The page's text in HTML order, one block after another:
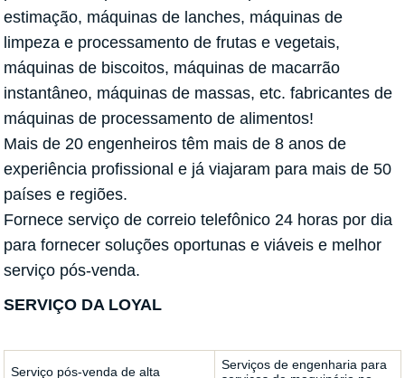
estimação, máquinas de lanches, máquinas de
limpeza e processamento de frutas e vegetais,
máquinas de biscoitos, máquinas de macarrão
instantâneo, máquinas de massas, etc. fabricantes de
máquinas de processamento de alimentos!
Mais de 20 engenheiros têm mais de 8 anos de
experiência profissional e já viajaram para mais de 50
países e regiões.
Fornece serviço de correio telefônico 24 horas por dia
para fornecer soluções oportunas e viáveis ​​e melhor
serviço pós-venda.
SERVIÇO DA LOYAL
Serviço pós-venda de alta
Serviços de engenharia para